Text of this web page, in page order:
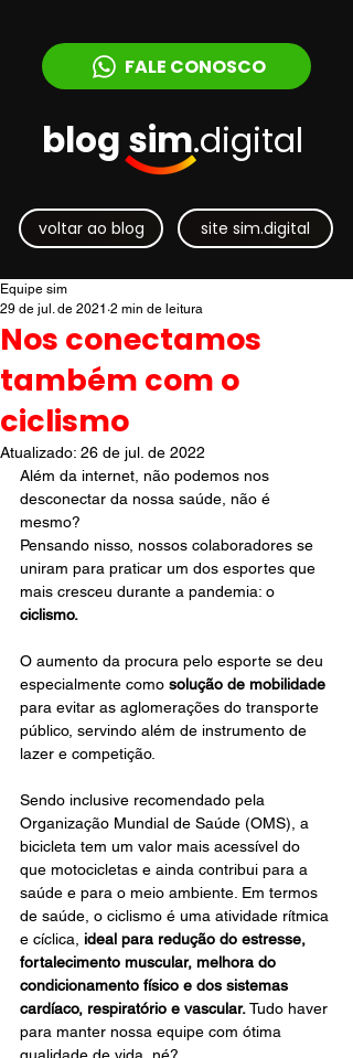
FALE CONOSCO
blog sim.digital
voltar ao blog site sim.digital
Nos conectamos
também com o
ciclismo
Equipe sim
29 de jul. de 2021 2 min de leitura
Atualizado: 26 de jul. de 2022
Além da internet, não podemos nos
desconectar da nossa saúde, não é
mesmo?
Pensando nisso, nossos colaboradores se
uniram para praticar um dos esportes que
mais cresceu durante a pandemia: o
ciclismo.
O aumento da procura pelo esporte se deu
especialmente como solução de mobilidade
para evitar as aglomerações do transporte
público, servindo além de instrumento de
lazer e competição.
Sendo inclusive recomendado pela
Organização Mundial de Saúde (OMS), a
bicicleta tem um valor mais acessível do
que motocicletas e ainda contribui para a
saúde e para o meio ambiente. Em termos
de saúde, o ciclismo é uma atividade rítmica
e cíclica, ideal para redução do estresse,
fortalecimento muscular, melhora do
condicionamento físico e dos sistemas
cardíaco, respiratório e vascular. Tudo haver
para manter nossa equipe com ótima